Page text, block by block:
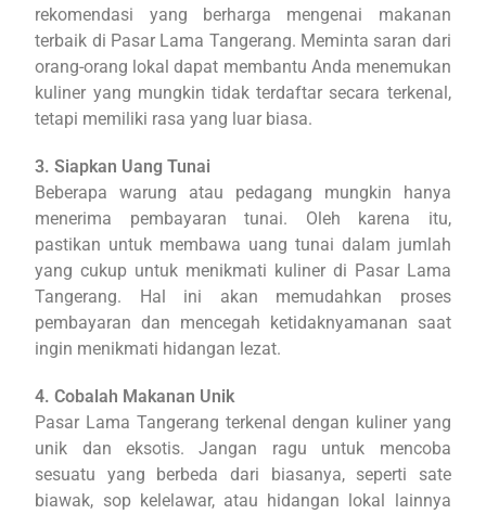
rekomendasi yang berharga mengenai makanan
terbaik di Pasar Lama Tangerang. Meminta saran dari
orang-orang lokal dapat membantu Anda menemukan
kuliner yang mungkin tidak terdaftar secara terkenal,
tetapi memiliki rasa yang luar biasa.
3. Siapkan Uang Tunai
Beberapa warung atau pedagang mungkin hanya
menerima pembayaran tunai. Oleh karena itu,
pastikan untuk membawa uang tunai dalam jumlah
yang cukup untuk menikmati kuliner di Pasar Lama
Tangerang. Hal ini akan memudahkan proses
pembayaran dan mencegah ketidaknyamanan saat
ingin menikmati hidangan lezat.
4. Cobalah Makanan Unik
Pasar Lama Tangerang terkenal dengan kuliner yang
unik dan eksotis. Jangan ragu untuk mencoba
sesuatu yang berbeda dari biasanya, seperti sate
biawak, sop kelelawar, atau hidangan lokal lainnya